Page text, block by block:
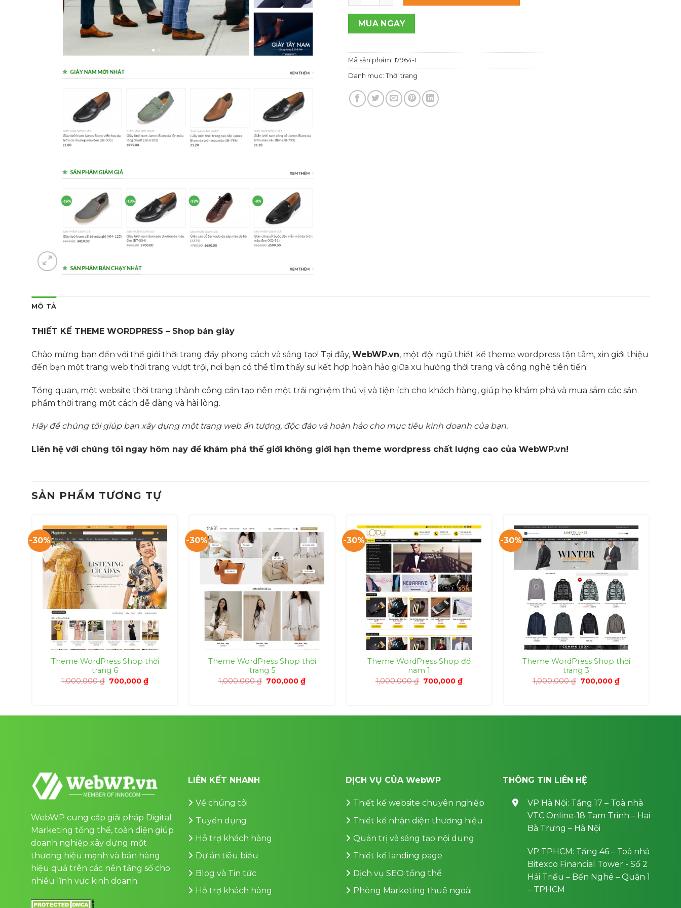
1,000,000 ₫.
là:
MUA NGAY
Mã sản phẩm: 17964-1
Danh mục: Thời trang
MÔ TẢ
THIẾT KẾ THEME WORDPRESS – Shop bán giày
Chào mừng bạn đến với thế giới thời trang đầy phong cách và sáng tạo! Tại đây, WebWP.vn, một đội ngũ thiết kế theme wordpress tận tâm, xin giới thiệu
đến bạn một trang web thời trang vượt trội, nơi bạn có thể tìm thấy sự kết hợp hoàn hảo giữa xu hướng thời trang và công nghệ tiên tiến.
Tổng quan, một website thời trang thành công cần tạo nên một trải nghiệm thú vị và tiện ích cho khách hàng, giúp họ khám phá và mua sắm các sản
phẩm thời trang một cách dễ dàng và hài lòng.
Hãy để chúng tôi giúp bạn xây dựng một trang web ấn tượng, độc đáo và hoàn hảo cho mục tiêu kinh doanh của bạn.
Liên hệ với chúng tôi ngay hôm nay để khám phá thế giới không giới hạn theme wordpress chất lượng cao của WebWP.vn!
SẢN PHẨM TƯƠNG TỰ
-30%
Theme WordPress Shop thời
trang 6
1,000,000₫ Giá
700,000₫Giá
-30%
Theme WordPress Shop thời
trang 5
1,000,000₫ Giá
700,000₫Giá
-30%
Theme WordPress Shop đồ
nam 1
1,000,000₫ Giá
700,000₫Giá
-30%
Theme WordPress Shop thời
trang 3
1,000,000₫ Giá
700,000₫Giá
WebWP cung cấp giải pháp Digital
Marketing tổng thể, toàn diện giúp
doanh nghiệp xây dựng một
thương hiệu mạnh và bán hàng
hiệu quả trên các nền tảng số cho
nhiều lĩnh vực kinh doanh
LIÊN KẾT NHANH
Về chúng tôi
Tuyển dụng
Hỗ trợ khách hàng
Dự án tiêu biểu
Blog và Tin tức
Hỗ trợ khách hàng
DỊCH VỤ CỦA WebWP
Thiết kế website chuyên nghiệp
Thiết kế nhận diện thương hiệu
Quản trị và sáng tạo nội dung
Thiết kế landing page
Dịch vụ SEO tổng thể
Phòng Marketing thuê ngoài
THÔNG TIN LIÊN HỆ
VP Hà Nội: Tầng 17 – Toà nhà
VTC Online-18 Tam Trinh – Hai
Bà Trưng – Hà Nội
VP TPHCM: Tầng 46 – Toà nhà
Bitexco Financial Tower - Số 2
Hải Triều – Bến Nghé – Quận 1
– TPHCM